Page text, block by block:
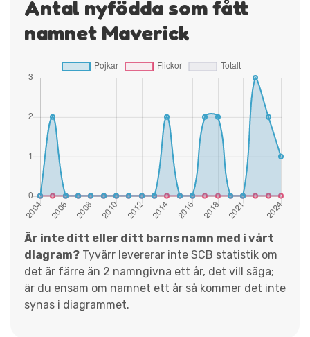
Antal nyfödda som fått
namnet Maverick
Är inte ditt eller ditt barns namn med i vårt
diagram? Tyvärr levererar inte SCB statistik om
det är färre än 2 namngivna ett år, det vill säga;
är du ensam om namnet ett år så kommer det inte
synas i diagrammet.